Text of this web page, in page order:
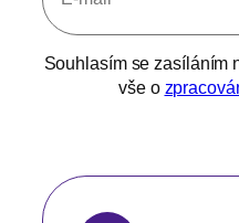
Souhlasím se zasíláním
vše o